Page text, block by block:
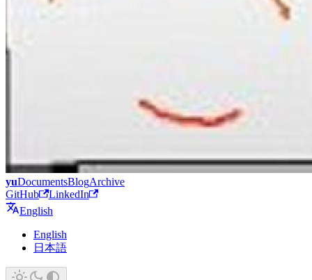
yuDocumentsBlogArchive
GitHub
LinkedIn
English
English
日本語